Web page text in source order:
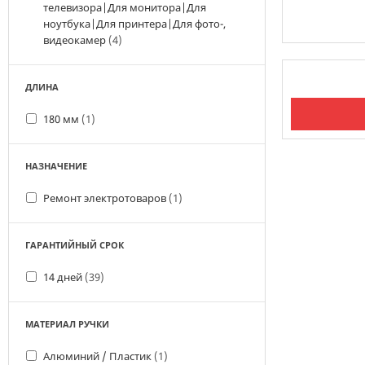
телевизора|Для монитора|Для
ноутбука|Для принтера|Для фото-,
видеокамер (4)
ДЛИНА
180 мм (1)
НАЗНАЧЕНИЕ
Ремонт электротоваров (1)
ГАРАНТИЙНЫЙ СРОК
14 дней (39)
МАТЕРИАЛ РУЧКИ
Алюминий / Пластик (1)